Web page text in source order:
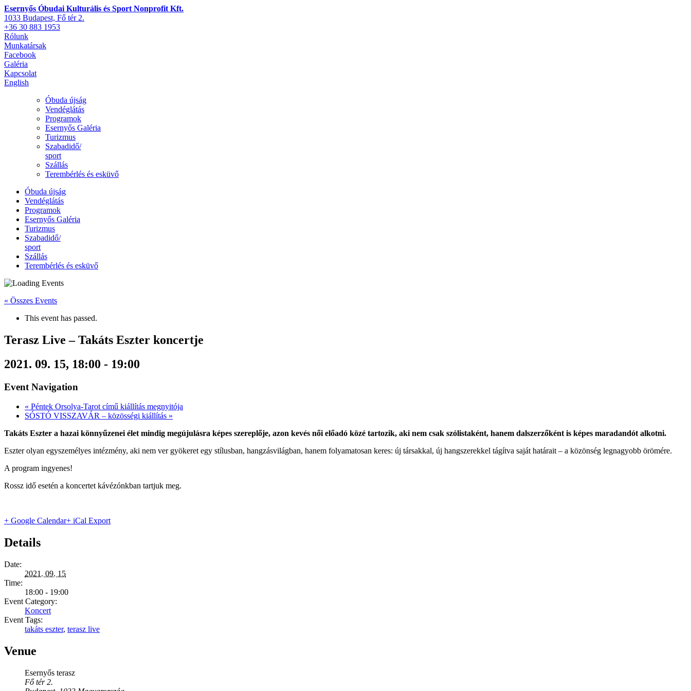
Esernyős Óbudai Kulturális és Sport Nonprofit Kft.
1033 Budapest, Fő tér 2.
+36 30 883 1953
Rólunk
Munkatársak
Facebook
Galéria
Kapcsolat
English
Óbuda újság
Vendéglátás
Programok
Esernyős Galéria
Turizmus
Szabadidő/
sport
Szállás
Terembérlés és esküvő
Óbuda újság
Vendéglátás
Programok
Esernyős Galéria
Turizmus
Szabadidő/
sport
Szállás
Terembérlés és esküvő
« Összes Events
This event has passed.
Terasz Live – Takáts Eszter koncertje
2021. 09. 15, 18:00 - 19:00
Event Navigation
« Péntek Orsolya-Tarot című kiállítás megnyitója
SÓSTÓ VISSZAVÁR – közösségi kiállítás »
Takáts Eszter a hazai könnyűzenei élet mindig megújulásra képes szereplője, azon kevés női előadó közé tartozik, aki nem csak szólistaként, hanem dalszerzőként is képes maradandót alkotni.
Eszter olyan egyszemélyes intézmény, aki nem ver gyökeret egy stílusban, hangzásvilágban, hanem folyamatosan keres: új társakkal, új hangszerekkel tágítva saját határait – a közönség legnagyobb örömére.
A program ingyenes!
Rossz idő esetén a koncertet kávézónkban tartjuk meg.
+ Google Calendar+ iCal Export
Details
Date:
2021. 09. 15
Time:
18:00 - 19:00
Event Category:
Koncert
Event Tags:
takáts eszter, terasz live
Venue
Esernyős terasz
Fő tér 2.